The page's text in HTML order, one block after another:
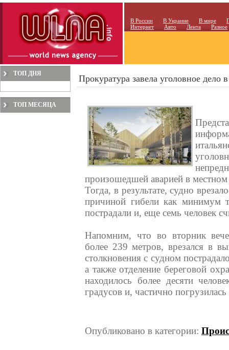
В России В Украине В мире
Интернет
Авто Лента Разное
ТОП ДНЯ
ТОП МЕСЯЦА
Прокуратура завела уголовное дело
произошедшей аварией в местном
Тогда, в результате, судно
причиной гибели как минимум
пострадали и, еще семь человек
Напомним, что во вторник
более 239 метров, врезался в
столкновения с судном
а также отделение береговой
находилось более десяти
градусов и, частично погрузилась
Опубликовано в категории: